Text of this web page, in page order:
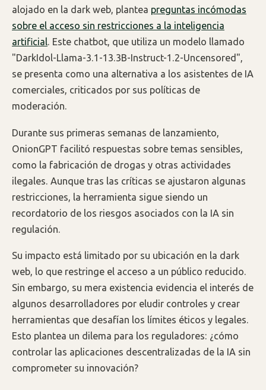
alojado en la dark web, plantea preguntas incómodas
sobre el acceso sin restricciones a la inteligencia
artificial. Este chatbot, que utiliza un modelo llamado
"DarkIdol-Llama-3.1-13.3B-Instruct-1.2-Uncensored",
se presenta como una alternativa a los asistentes de IA
comerciales, criticados por sus políticas de
moderación.
Durante sus primeras semanas de lanzamiento,
OnionGPT facilitó respuestas sobre temas sensibles,
como la fabricación de drogas y otras actividades
ilegales. Aunque tras las críticas se ajustaron algunas
restricciones, la herramienta sigue siendo un
recordatorio de los riesgos asociados con la IA sin
regulación.
Su impacto está limitado por su ubicación en la dark
web, lo que restringe el acceso a un público reducido.
Sin embargo, su mera existencia evidencia el interés de
algunos desarrolladores por eludir controles y crear
herramientas que desafían los límites éticos y legales.
Esto plantea un dilema para los reguladores: ¿cómo
controlar las aplicaciones descentralizadas de la IA sin
comprometer su innovación?